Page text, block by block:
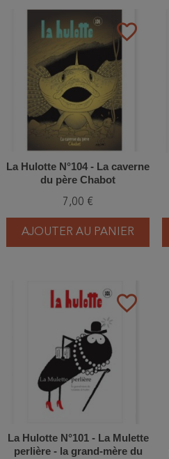
favorite_border
La Hulotte N°104 - La caverne
du père Chabot
7,00 €
AJOUTER AU PANIER
favorite_border
La Hulotte N°101 - La Mulette
perlière - la grand-mère du